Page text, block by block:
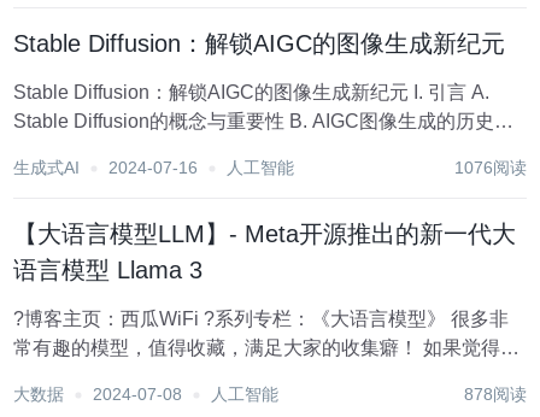
Stable Diffusion：解锁AIGC的图像生成新纪元
Stable Diffusion：解锁AIGC的图像生成新纪元 I. 引言 A.
Stable Diffusion的概念与重要性 B. AIGC图像生成的历史背
生成式AI 2024-07-16 人工智能 1076阅读
【大语言模型LLM】- Meta开源推出的新一代大
语言模型 Llama 3
?博客主页：西瓜WiFi ?系列专栏：《大语言模型》 很多非
常有趣的模型，值得收藏，满足大家的收集癖！ 如果觉得有
fork！❤️❤️❤️ ❤️感谢大家点赞? 收藏⭐ 评论⭐ ?大语言模...
大数据 2024-07-08 人工智能 878阅读